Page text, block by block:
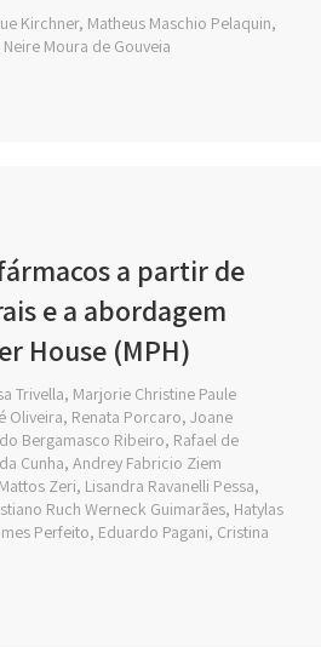
Kirchner, Matheus Maschio Pelaquin,
Moura de Gouveia
a partir de
e a abordagem
House (MPH)
Trivella, Marjorie Christine Paule
Oliveira, Renata Porcaro, Joane
Bergamasco Ribeiro, Rafael de
Cunha, Andrey Fabricio Ziem
Zeri, Lisandra Ravanelli Pessa,
Ruch Werneck Guimarães, Hatylas
Perfeito, Eduardo Pagani, Cristina